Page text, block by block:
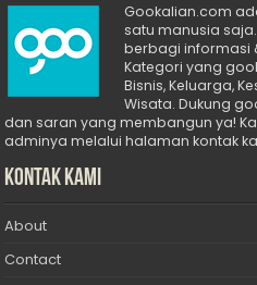
Gookalian.com
satu manusia
berbagi informasi
Kategori yang
Bisnis, Keluarga,
Wisata. Dukung
dan saran yang membangun ya!
adminya melalui halaman kontak
Kontak Kami
About
Contact